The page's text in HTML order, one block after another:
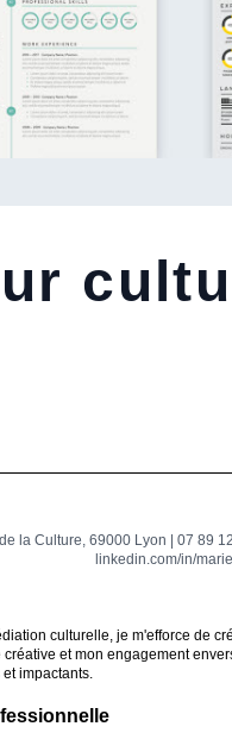
la Culture, 69000 Lyon | 07 89
linkedin.com/in/
culturelle, je m'efforce de
et mon engagement
impactants.